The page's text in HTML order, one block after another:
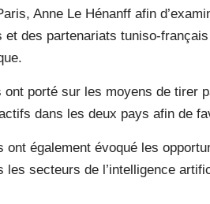
Anne Le Hénanff afin
et des partenariats tuniso-
ont porté sur les moyens de tirer
dans les deux pays afin de
ont également évoqué les
les secteurs de l’intelligence